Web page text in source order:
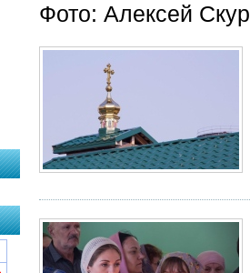
Фото: Алексей